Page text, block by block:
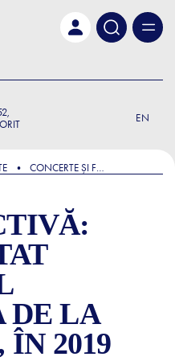
EN
CONCERTE ȘI FESTIVALURI
DE LA
ÎN 2019